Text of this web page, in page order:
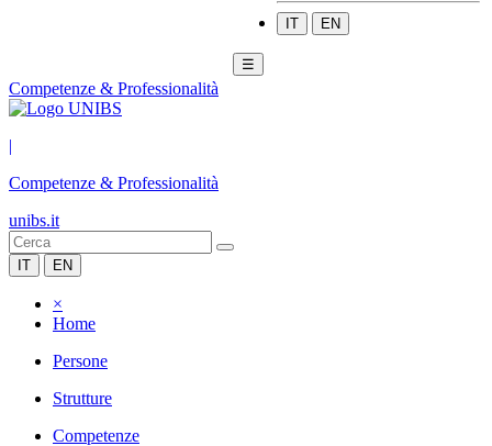
IT EN
☰
Competenze & Professionalità
|
Competenze & Professionalità
unibs.it
IT EN
×
Home
Persone
Strutture
Competenze